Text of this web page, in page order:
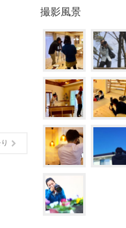
撮影風景